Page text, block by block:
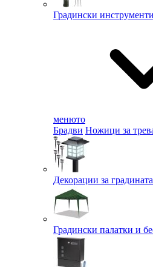
Градински инструменти
менюто
Брадви Ножици за
Декорации за градината
Градински палатки и